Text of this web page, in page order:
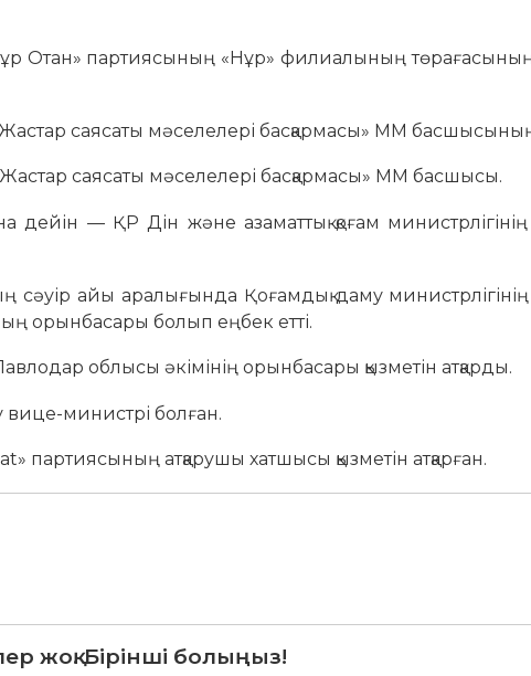
Отан» партиясының «Нұр» филиалының төрағасының
саясаты мәселелері басқармасы» ММ
саясаты мәселелері басқармасы» ММ басшысы.
— ҚР Дін және азаматтық қоғам
айы аралығында Қоғамдық даму
орынбасары болып еңбек етті.
облысы әкімінің орынбасары қызметін атқарды.
вице-министрі болған.
партиясының атқарушы хатшысы қызметін атқарған.
жоқ. Бірінші болыңыз!